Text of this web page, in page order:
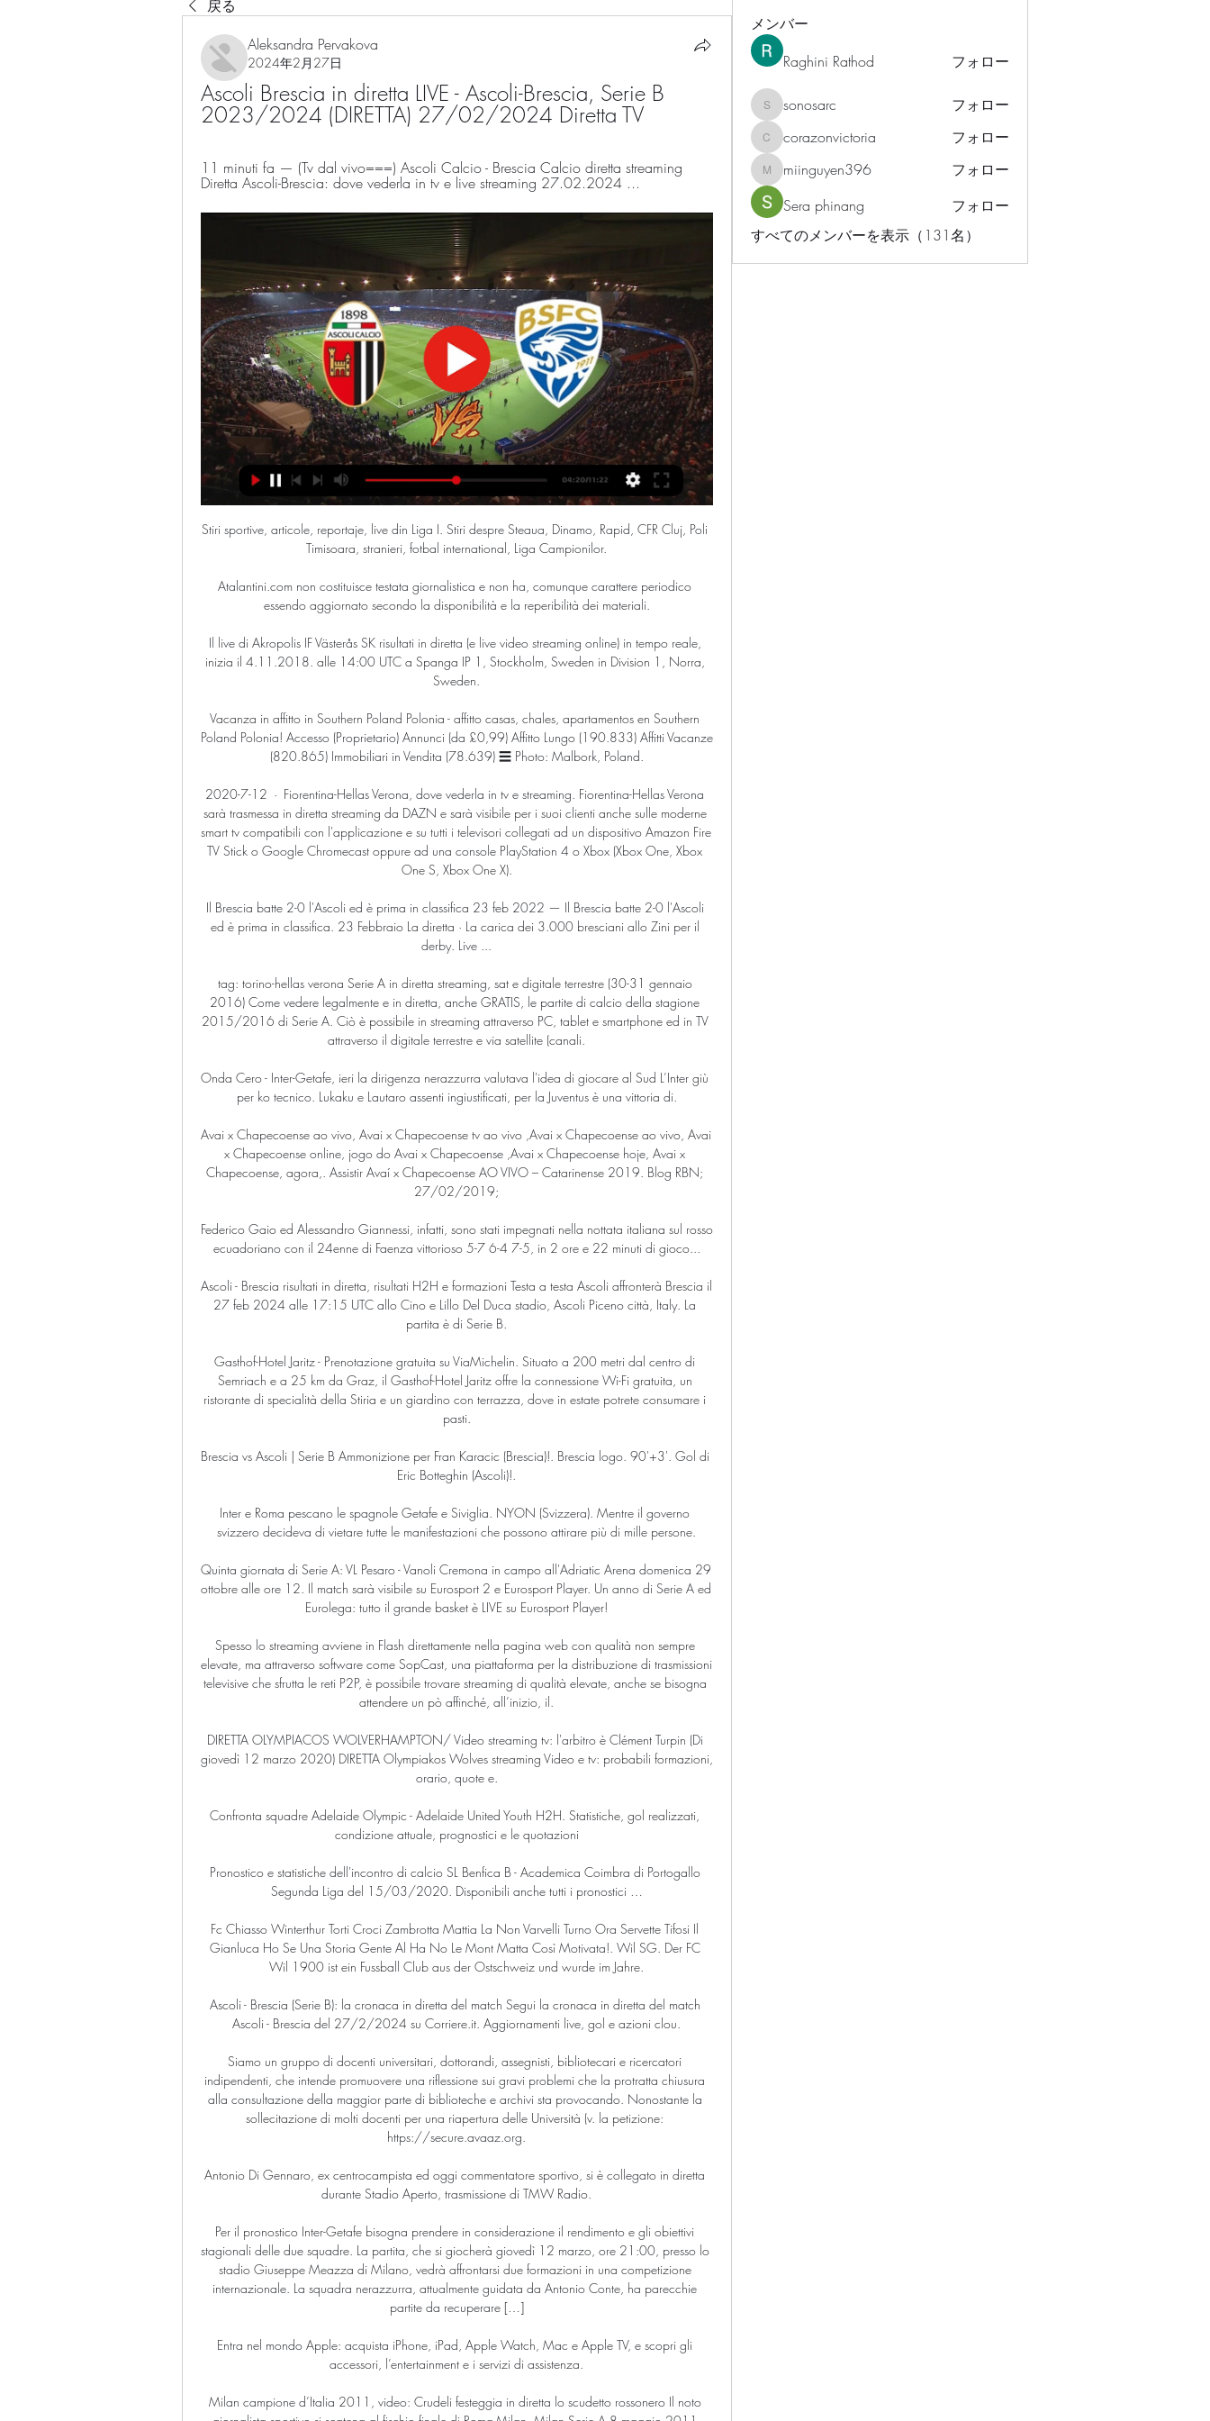
戻る
Aleksandra Pervakova
2024年2月27日
Ascoli Brescia in diretta LIVE - Ascoli-Brescia, Serie B
2023/2024 (DIRETTA) 27/02/2024 Diretta TV
11 minuti fa — (Tv dal vivo===) Ascoli Calcio - Brescia Calcio diretta streaming
Diretta Ascoli-Brescia: dove vederla in tv e live streaming 27.02.2024 ...
Stiri sportive, articole, reportaje, live din Liga I. Stiri despre Steaua, Dinamo, Rapid, CFR Cluj, Poli Timisoara, stranieri, fotbal international, Liga Campionilor.

Atalantini.com non costituisce testata giornalistica e non ha, comunque carattere periodico essendo aggiornato secondo la disponibilità e la reperibilità dei materiali.

Il live di Akropolis IF Västerås SK risultati in diretta (e live video streaming online) in tempo reale, inizia il 4.11.2018. alle 14:00 UTC a Spanga IP 1, Stockholm, Sweden in Division 1, Norra, Sweden.

Vacanza in affitto in Southern Poland Polonia - affitto casas, chales, apartamentos en Southern Poland Polonia! Accesso (Proprietario) Annunci (da £0,99) Affitto Lungo (190.833) Affitti Vacanze (820.865) Immobiliari in Vendita (78.639) ☰ Photo: Malbork, Poland.

2020-7-12 · Fiorentina-Hellas Verona, dove vederla in tv e streaming. Fiorentina-Hellas Verona sarà trasmessa in diretta streaming da DAZN e sarà visibile per i suoi clienti anche sulle moderne smart tv compatibili con l'applicazione e su tutti i televisori collegati ad un dispositivo Amazon Fire TV Stick o Google Chromecast oppure ad una console PlayStation 4 o Xbox (Xbox One, Xbox One S, Xbox One X).

Il Brescia batte 2-0 l'Ascoli ed è prima in classifica 23 feb 2022 — Il Brescia batte 2-0 l'Ascoli ed è prima in classifica. 23 Febbraio La diretta · La carica dei 3.000 bresciani allo Zini per il derby. Live ...

tag: torino-hellas verona Serie A in diretta streaming, sat e digitale terrestre (30-31 gennaio 2016) Come vedere legalmente e in diretta, anche GRATIS, le partite di calcio della stagione 2015/2016 di Serie A. Ciò è possibile in streaming attraverso PC, tablet e smartphone ed in TV attraverso il digitale terrestre e via satellite (canali.

Onda Cero - Inter-Getafe, ieri la dirigenza nerazzurra valutava l'idea di giocare al Sud L’Inter giù per ko tecnico. Lukaku e Lautaro assenti ingiustificati, per la Juventus è una vittoria di.

Avai x Chapecoense ao vivo, Avai x Chapecoense tv ao vivo ,Avai x Chapecoense ao vivo, Avai x Chapecoense online, jogo do Avai x Chapecoense ,Avai x Chapecoense hoje, Avai x Chapecoense, agora,. Assistir Avaí x Chapecoense AO VIVO – Catarinense 2019. Blog RBN; 27/02/2019;

Federico Gaio ed Alessandro Giannessi, infatti, sono stati impegnati nella nottata italiana sul rosso ecuadoriano con il 24enne di Faenza vittorioso 5-7 6-4 7-5, in 2 ore e 22 minuti di gioco...

Ascoli - Brescia risultati in diretta, risultati H2H e formazioni Testa a testa Ascoli affronterà Brescia il 27 feb 2024 alle 17:15 UTC allo Cino e Lillo Del Duca stadio, Ascoli Piceno città, Italy. La partita è di Serie B.

Gasthof-Hotel Jaritz - Prenotazione gratuita su ViaMichelin. Situato a 200 metri dal centro di Semriach e a 25 km da Graz, il Gasthof-Hotel Jaritz offre la connessione Wi-Fi gratuita, un ristorante di specialità della Stiria e un giardino con terrazza, dove in estate potrete consumare i pasti.

Brescia vs Ascoli | Serie B Ammonizione per Fran Karacic (Brescia)!. Brescia logo. 90'+3'. Gol di Eric Botteghin (Ascoli)!.

Inter e Roma pescano le spagnole Getafe e Siviglia. NYON (Svizzera). Mentre il governo svizzero decideva di vietare tutte le manifestazioni che possono attirare più di mille persone.

Quinta giornata di Serie A: VL Pesaro - Vanoli Cremona in campo all'Adriatic Arena domenica 29 ottobre alle ore 12. Il match sarà visibile su Eurosport 2 e Eurosport Player. Un anno di Serie A ed Eurolega: tutto il grande basket è LIVE su Eurosport Player!

Spesso lo streaming avviene in Flash direttamente nella pagina web con qualità non sempre elevate, ma attraverso software come SopCast, una piattaforma per la distribuzione di trasmissioni televisive che sfrutta le reti P2P, è possibile trovare streaming di qualità elevate, anche se bisogna attendere un pò affinché, all’inizio, il.

DIRETTA OLYMPIACOS WOLVERHAMPTON/ Video streaming tv: l'arbitro è Clément Turpin (Di giovedì 12 marzo 2020) DIRETTA Olympiakos Wolves streaming Video e tv: probabili formazioni, orario, quote e.

Confronta squadre Adelaide Olympic - Adelaide United Youth H2H. Statistiche, gol realizzati, condizione attuale, prognostici e le quotazioni

Pronostico e statistiche dell'incontro di calcio SL Benfica B - Academica Coimbra di Portogallo Segunda Liga del 15/03/2020. Disponibili anche tutti i pronostici …

Fc Chiasso Winterthur Torti Croci Zambrotta Mattia La Non Varvelli Turno Ora Servette Tifosi Il Gianluca Ho Se Una Storia Gente Al Ha No Le Mont Matta Così Motivata!. Wil SG. Der FC Wil 1900 ist ein Fussball Club aus der Ostschweiz und wurde im Jahre.

Ascoli - Brescia (Serie B): la cronaca in diretta del match Segui la cronaca in diretta del match Ascoli - Brescia del 27/2/2024 su Corriere.it. Aggiornamenti live, gol e azioni clou.

Siamo un gruppo di docenti universitari, dottorandi, assegnisti, bibliotecari e ricercatori indipendenti, che intende promuovere una riflessione sui gravi problemi che la protratta chiusura alla consultazione della maggior parte di biblioteche e archivi sta provocando. Nonostante la sollecitazione di molti docenti per una riapertura delle Università (v. la petizione: https://secure.avaaz.org.

Antonio Di Gennaro, ex centrocampista ed oggi commentatore sportivo, si è collegato in diretta durante Stadio Aperto, trasmissione di TMW Radio.

Per il pronostico Inter-Getafe bisogna prendere in considerazione il rendimento e gli obiettivi stagionali delle due squadre. La partita, che si giocherà giovedì 12 marzo, ore 21:00, presso lo stadio Giuseppe Meazza di Milano, vedrà affrontarsi due formazioni in una competizione internazionale. La squadra nerazzurra, attualmente guidata da Antonio Conte, ha parecchie partite da recuperare […]

Entra nel mondo Apple: acquista iPhone, iPad, Apple Watch, Mac e Apple TV, e scopri gli accessori, l’entertainment e i servizi di assistenza.

Milan campione d’Italia 2011, video: Crudeli festeggia in diretta lo scudetto rossonero Il noto giornalista sportivo si scatena al fischio finale di Roma-Milan. Milan Serie A 8 maggio 2011 12:00

Jomo Cosmos 0 - 0 Mbombela United (0 - 0) 14:30: Term. TS Galaxy 2 - 2. Mbombela United Pronostici Jomo Cosmos. conoscere le formazioni delle squadre, vedere il programma delle partite di calcio in streaming, tutto questo è possibile con Livescore.it. Contatto;

Getafe-Ajax - Anteprima Statistica Getafe 2-0 Ajax - Europa League 2019/2020 - Anteprima Statistica Usiamo i cookies per assicurarti la migliore esperienza sul nostro sito.

Il programma di domani (25 luglio) si preannuncia particolarmente ricco ed interessante. Oltre a Matteo Donati e Jacopo Berrettini che concluderanno i rispettivi incontri, scenderanno in campo anche i big con Federico Gaio che aprirà il programma sul centrale contro il qualificato Miljan Zekic.

Rojadirecta è il portale più conosciuto per vedere il calcio in streaming gratis: riporta link di siti pirata che trasmettono in maniera del tutto illegale. Inter, Royal, Roma, Milan, Lazio, Hesgoal, Roja directa, streaming

Ascoli - Brescia - Serie B 2023 - 2024 - Live Diretta I am Calcio, social magazine sul mondo del calcio. Classifiche, pronostici e risultati in tempo reale.

Vacanza in affitto in Southern Poland Polonia - affitto casas, chales, apartamentos en Southern Poland Polonia! Accesso (Proprietario) Annunci (da £0,99) Affitto Lungo (190.833) Affitti Vacanze (820.865) Immobiliari in Vendita (78.639) ☰ Photo: Malbork, Poland.

Brescia: dove vederla in diretta tv, streaming e orario d'inizio 30 gen 2021 — Per la prima giornata del girone di ritorno di Serie B si affrontano Ascoli e Brescia. Ma dove vedere la partita in diretta tv e streaming?

Quarto in classifica. A +1 dall'Atletico Madrid, +3 dal Valencia. Il Getafe, stando così le cose, sarebbe qualificato alla prossima Champions League.Un risultato straordinario per il quale José Bordalás e i suoi ragazzi stanno lottando senza risparmiarsi. E non solo. I prossimi avversari dell'Inter, nonostante una rosa limitata qualitativamente, sono passati agli ottavi di finale di Europa.

La definizione Green Team che abbiamo dato al nostro gruppo di lavoro non è solo riferita alle nostre idee, ai nostri ideali, alla nostra impronta televisiva, ma è soprattutto un impegno che ci assumiamo con il nostro pubblico di telespettatori e di surfers di usare tutta la nostra sensibilità e il nostro coraggio per proporre un modello di sviluppo economico e sociale, molto diverso da.

Brescia–Ascoli: come seguire la partita. Le probabili formazioni, tutte le news per arrivare preparato al meglio al match e tutti gli aggiornamenti in diretta live dell'incontro che si giocherà allo ...

L'Inter pesca il Getafe in Europa League: la scheda, i segreti e l'undici tipo dei Los Azulones. 28.02.2020 15:00 di Simone Bernabei Un sorteggio 'normale', quello toccato all'Inter per gli ottavi di Europa League. Dopo la doppia sfida col Ludogorets, i nerazzurri di Antonio Conte se la vedranno col Getafe, club.

Risultati Italia Serie D - Girone H. Tutte le informazioni sul campionato di Serie D - Girone H Italia (Risultati). Mettiamo a disposizione dati, informazioni e statistiche di ogni tipo su squadre di calcio, giocatori, campionati, categorie, calciomercato, marcatori, risultati, partite, classifiche, calendari, notizie, calciomercato, formazioni, live.

Il Vammalan Lentopallo è una società pallavolistica maschile finlandese con sede a Sastamala: milita nel campionato finlandese di Lentopallon Mestaruusliiga. Storia. Questa sezione sull'argomento pallavolo è ancora vuota. Aiutaci a scriverla!. Hurrikaani-Loimaa.

NON FARE IL PIGRO E APRIMI E ancora una volta il web fa una gran figura. Le maglie di Pampling mostrate: - Rebel Leia: https://www.pampling.com/produ...

Cronaca Ascoli - Brescia - Live: la partita in diretta Ascoli-BRESCIA: 4-3. Non molla il Brescia! Bisoli al minuto 99 sigla la rete del 4-3, ora si attende il prolungamento del recupero da parte del direttore di ...

Ascoli - Brescia Cronaca,
メンバー
Raghini Rathod フォロー
sonosarc
sonosarc フォロー
corazonvictoria
corazonvictoria フォロー
miinguyen396
miinguyen396
フォロー
Sera phinang
フォロー
すべてのメンバーを表示（131名）